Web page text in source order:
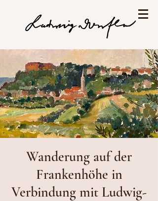
Wanderung auf der
Frankenhöhe in
Verbindung mit Ludwig-